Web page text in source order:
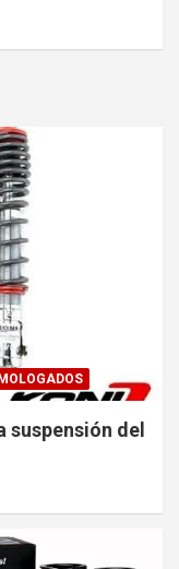
suspensión del